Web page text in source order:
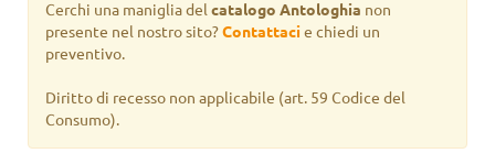
Cerchi una maniglia del catalogo Antologhia non
presente nel nostro sito?Contattacie chiedi un
preventivo.
Diritto di recesso non applicabile (art. 59 Codice del
Consumo).